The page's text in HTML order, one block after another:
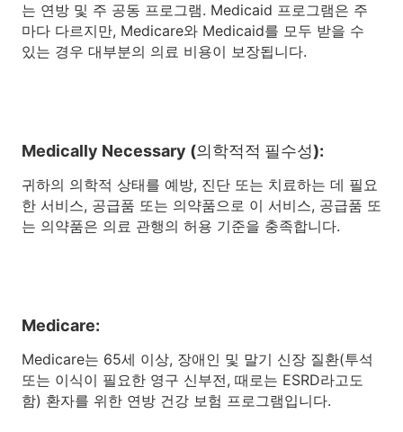
는 연방 및 주 공동 프로그램. Medicaid 프로그램은 주
마다 다르지만, Medicare와 Medicaid를 모두 받을 수
있는 경우 대부분의 의료 비용이 보장됩니다.
Medically Necessary (의학적적 필수성):
귀하의 의학적 상태를 예방, 진단 또는 치료하는 데 필요
한 서비스, 공급품 또는 의약품으로 이 서비스, 공급품 또
는 의약품은 의료 관행의 허용 기준을 충족합니다.
Medicare:
Medicare는 65세 이상, 장애인 및 말기 신장 질환(투석
또는 이식이 필요한 영구 신부전, 때로는 ESRD라고도
함) 환자를 위한 연방 건강 보험 프로그램입니다.